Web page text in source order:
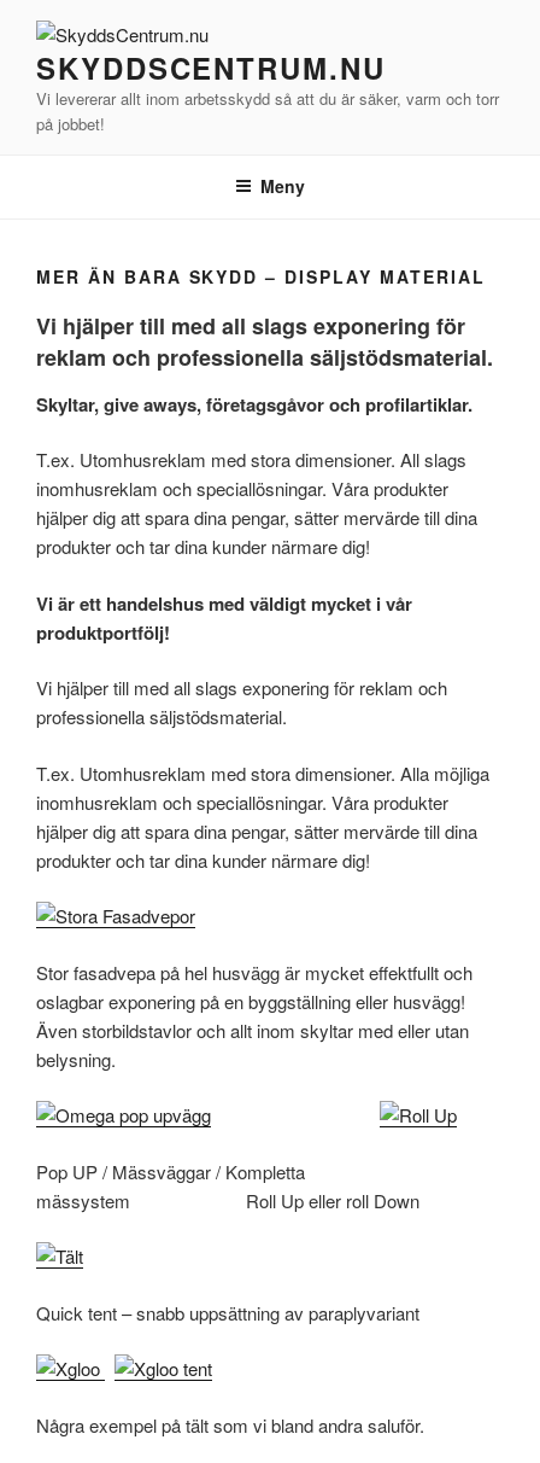
innehållSKYDDSCENTRUM.NU
Vi levererar allt inom arbetsskydd så att du är säker, varm och torr
på jobbet!
Meny
MER ÄN BARA SKYDD – DISPLAY MATERIAL
Vi hjälper till med all slags exponering för
reklam och professionella säljstödsmaterial.
Skyltar, give aways, företagsgåvor och profilartiklar.
T.ex. Utomhusreklam med stora dimensioner. All slags
inomhusreklam och speciallösningar. Våra produkter
hjälper dig att spara dina pengar, sätter mervärde till dina
produkter och tar dina kunder närmare dig!
Vi är ett handelshus med väldigt mycket i vår
produktportfölj!
Vi hjälper till med all slags exponering för reklam och
professionella säljstödsmaterial.
T.ex. Utomhusreklam med stora dimensioner. Alla möjliga
inomhusreklam och speciallösningar. Våra produkter
hjälper dig att spara dina pengar, sätter mervärde till dina
produkter och tar dina kunder närmare dig!
Stor fasadvepa på hel husvägg är mycket effektfullt och
oslagbar exponering på en byggställning eller husvägg!
Även storbildstavlor och allt inom skyltar med eller utan
belysning.
Pop UP / Mässväggar / Kompletta
mässystem Roll Up eller roll Down
Quick tent – snabb uppsättning av paraplyvariant
Några exempel på tält som vi bland andra saluför.